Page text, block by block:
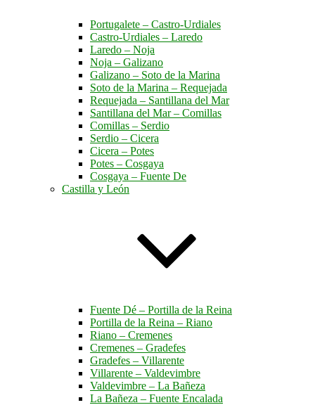
Portugalete – Castro-Urdiales
Castro-Urdiales – Laredo
Laredo – Noja
Noja – Galizano
Galizano – Soto de la Marina
Soto de la Marina – Requejada
Requejada – Santillana del Mar
Santillana del Mar – Comillas
Comillas – Serdio
Serdio – Cicera
Cicera – Potes
Potes – Cosgaya
Cosgaya – Fuente De
Castilla y León
Fuente Dé – Portilla de la Reina
Portilla de la Reina – Riano
Riano – Cremenes
Cremenes – Gradefes
Gradefes – Villarente
Villarente – Valdevimbre
Valdevimbre – La Bañeza
La Bañeza – Fuente Encalada